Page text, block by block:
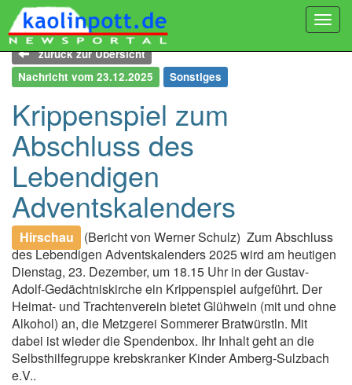
zurück zur Übersicht
Nachricht vom 23.12.2025
Sonstiges
Krippenspiel zum
Abschluss des
Lebendigen
Adventskalenders
Hirschau (Bericht von Werner Schulz)Zum Abschluss
des Lebendigen Adventskalenders 2025 wird am heutigen
Dienstag, 23. Dezember, um 18.15 Uhr in der Gustav-
Adolf-Gedächtniskirche ein Krippenspiel aufgeführt. Der
Heimat- und Trachtenverein bietet Glühwein (mit und ohne
Alkohol) an, die Metzgerei Sommerer Bratwürstln. Mit
dabei ist wieder die Spendenbox. Ihr Inhalt geht an die
Selbsthilfegruppe krebskranker Kinder Amberg-Sulzbach
e.V..